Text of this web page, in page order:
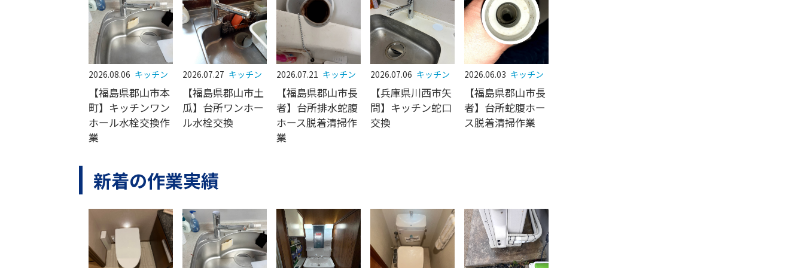
2026.08.06 キッチン
【福島県郡山市本
町】キッチンワン
ホール水栓交換作
業
2026.07.27 キッチン
【福島県郡山市土
瓜】台所ワンホー
ル水栓交換
2026.07.21 キッチン
【福島県郡山市長
者】台所排水蛇腹
ホース脱着清掃作
業
2026.07.06 キッチン
【兵庫県川西市矢
問】キッチン蛇口
交換
2026.06.03 キッチン
【福島県郡山市長
者】台所蛇腹ホー
ス脱着清掃作業
新着の作業実績